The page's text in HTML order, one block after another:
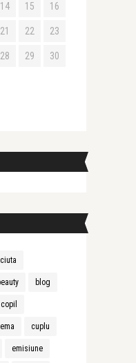
14 15 16
21 22 23
28 29 30
blog
copil
cuplu
emisiune